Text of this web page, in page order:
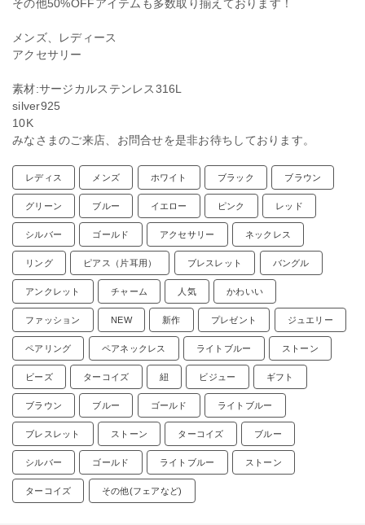
その他50%OFFアイテムも多数取り揃えております！
メンズ、レディース
アクセサリー
素材:サージカルステンレス316L
silver925
10K
みなさまのご来店、お問合せを是非お待ちしております。
レディス メンズ ホワイト ブラック ブラウン
グリーン ブルー イエロー ピンク レッド
シルバー ゴールド アクセサリー ネックレス
リング ピアス（片耳用） ブレスレット バングル
アンクレット チャーム 人気 かわいい
ファッション NEW 新作 プレゼント ジュエリー
ペアリング ペアネックレス ライトブルー ストーン
ビーズ ターコイズ 紐 ビジュー ギフト
ブラウン ブルー ゴールド ライトブルー
ブレスレット ストーン ターコイズ ブルー
シルバー ゴールド ライトブルー ストーン
ターコイズ その他(フェアなど)